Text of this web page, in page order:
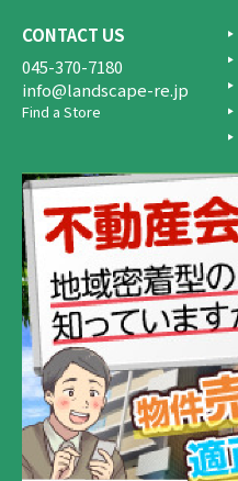
CONTACT US
045-370-7180
info@landscape-re.jp
Find a Store